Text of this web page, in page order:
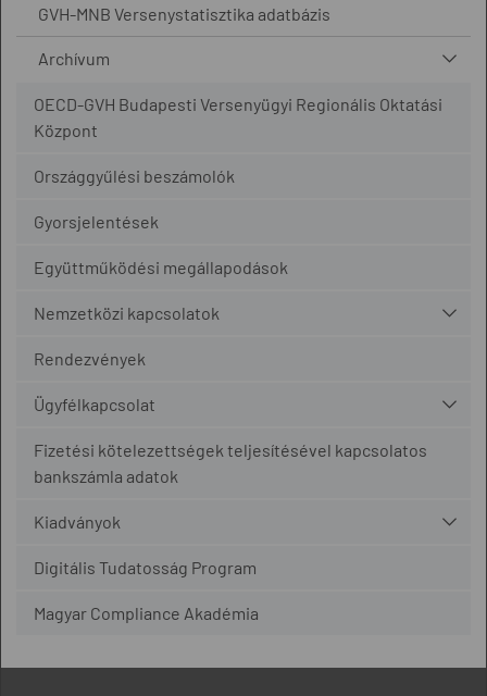
GVH-MNB Versenystatisztika adatbázis
Archívum
OECD-GVH Budapesti Versenyügyi Regionális Oktatási
Központ
Országgyűlési beszámolók
Gyorsjelentések
Együttműködési megállapodások
Nemzetközi kapcsolatok
Rendezvények
Ügyfélkapcsolat
Fizetési kötelezettségek teljesítésével kapcsolatos
bankszámla adatok
Kiadványok
Digitális Tudatosság Program
Magyar Compliance Akadémia